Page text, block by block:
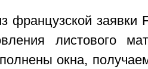
французской заявки
листового
окна,